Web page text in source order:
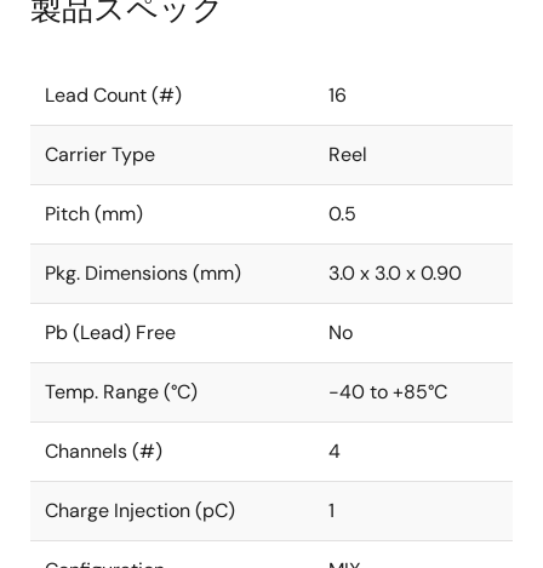
製品スペック
Lead Count (#) 16
Carrier Type Reel
Pitch (mm) 0.5
Pkg. Dimensions (mm) 3.0 x 3.0 x 0.90
Pb (Lead) Free No
Temp. Range (°C) -40 to +85°C
Channels (#) 4
Charge Injection (pC) 1